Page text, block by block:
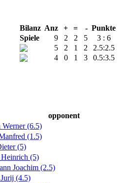
Bilanz Anz + = - Punkte
Spiele 9 2 2 5
3 : 6
5 2 1 2
2.5:2.5
4 0 1 3
0.5:3.5
opponent
Werner (6.5)
(1.5)
(5)
(5)
Joachim (2.5)
(4.5)